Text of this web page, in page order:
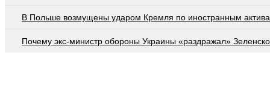
В Польше возмущены ударом Кремля по иностранным
Почему экс-министр обороны Украины «раздражал»